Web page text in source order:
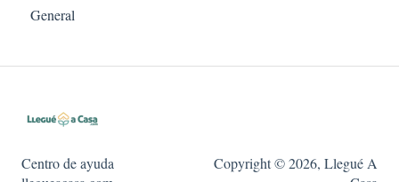
General
Centro de ayuda
Copyright © 2026, Llegué A